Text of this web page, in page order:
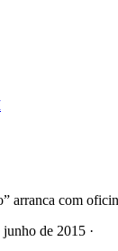
arranca com
junho de 2015 ·